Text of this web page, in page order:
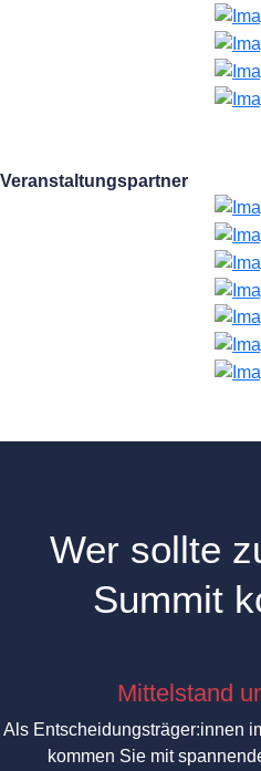
Veranstaltungspartner
Wer sollte
Summit
Mittelstand
Als Entscheidungsträger:innen
kommen Sie mit